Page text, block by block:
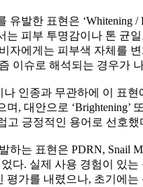
유발한 표현은 ‘Whitening /
는 피부 투명감이나 톤 균일
자에게는 피부색 자체를
이슈로 해석되는 경우가
나 인종과 무관하에 이 표현
, 대안으로 ‘Brightening’
고 긍정적인 용어로 선호했
하는 표현은 PDRN, Snail
다. 실제 사용 경험이 있는
평가를 내렸으나, 초기에는